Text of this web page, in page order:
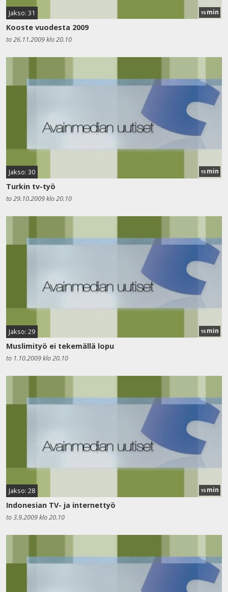
Jakso: 31 15 min
Kooste vuodesta 2009
to 26.11.2009 klo 20.10
Jakso: 30 15 min
Turkin tv-työ
to 29.10.2009 klo 20.10
Jakso: 29 15 min
Muslimityö ei tekemällä lopu
to 1.10.2009 klo 20.10
Jakso: 28 15 min
Indonesian TV- ja internettyö
to 3.9.2009 klo 20.10